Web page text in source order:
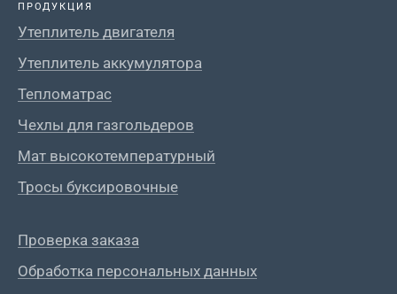
ПРОДУКЦИЯ
Утеплитель двигателя
Утеплитель аккумулятора
Тепломатрас
Чехлы для газгольдеров
Мат высокотемпературный
Тросы буксировочные
Проверка заказа
Обработка персональных данных